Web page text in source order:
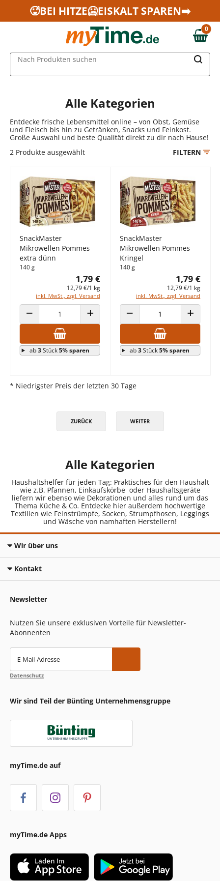
Zum Hauptinhalt springen
Zur Navigation springen
Zur Suche springen
🥵BEI HITZE🥶EISKALT SPAREN➡️
0,00 €
0
Nach Produkten suchen
Alle Kategorien
Entdecke frische Lebensmittel online – von Obst, Gemüse
und Fleisch bis hin zu Getränken, Snacks und Feinkost.
Große Auswahl und beste Qualität direkt zu dir nach Hause!
2 Produkte ausgewählt FILTERN
SnackMaster
Mikrowellen Pommes
extra dünn
140 g
1,79 €
12,79 €/1 kg
inkl. MwSt., zzgl. Versand
ANZAHL VERRINGERN ANZAHL ERHÖHEN
ab3Stück5% sparen
SnackMaster
Mikrowellen Pommes
Kringel
140 g
1,79 €
12,79 €/1 kg
inkl. MwSt., zzgl. Versand
ANZAHL VERRINGERN ANZAHL
ab3Stück5% sparen
* Niedrigster Preis der letzten 30 Tage
ZURÜCK WEITER
Alle Kategorien
Haushaltshelfer für jeden Tag: Praktisches für den Haushalt
wie z.B. Pfannen, Einkaufskörbe oder Haushaltsgeräte
liefern wir ebenso wie Dekorationen und alles rund um das
Thema Küche & Co. Entdecke hier außerdem hochwertige
Textilien wie Feinstrümpfe, Socken, Strumpfhosen, Leggings
und Wäsche von namhaften Herstellern!
Wir über uns
Kontakt
Newsletter
Nutzen Sie unsere exklusiven Vorteile für Newsletter-
Abonnenten
E-Mail-Adresse
Datenschutz
Wir sind Teil der Bünting Unternehmensgruppe
myTime.de auf
myTime.de Apps